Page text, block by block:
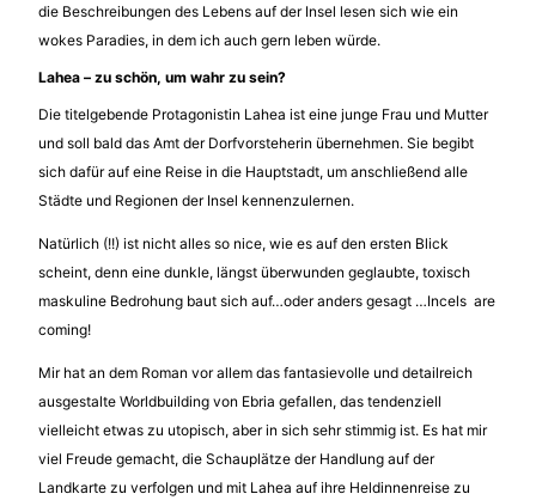
die Beschreibungen des Lebens auf der Insel lesen sich wie ein
wokes Paradies, in dem ich auch gern leben würde.
Lahea – zu schön, um wahr zu sein?
Die titelgebende Protagonistin Lahea ist eine junge Frau und Mutter
und soll bald das Amt der Dorfvorsteherin übernehmen. Sie begibt
sich dafür auf eine Reise in die Hauptstadt, um anschließend alle
Städte und Regionen der Insel kennenzulernen.
Natürlich (!!) ist nicht alles so nice, wie es auf den ersten Blick
scheint, denn eine dunkle, längst überwunden geglaubte, toxisch
maskuline Bedrohung baut sich auf…oder anders gesagt …Incels are
coming!
Mir hat an dem Roman vor allem das fantasievolle und detailreich
ausgestalte Worldbuilding von Ebria gefallen, das tendenziell
vielleicht etwas zu utopisch, aber in sich sehr stimmig ist. Es hat mir
viel Freude gemacht, die Schauplätze der Handlung auf der
Landkarte zu verfolgen und mit Lahea auf ihre Heldinnenreise zu